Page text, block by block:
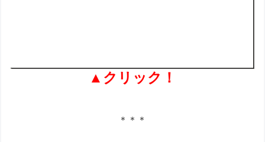
▲クリック！
＊＊＊